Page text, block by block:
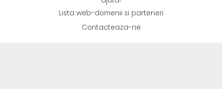
Lista web-domenii si parteneri
Contacteaza-ne